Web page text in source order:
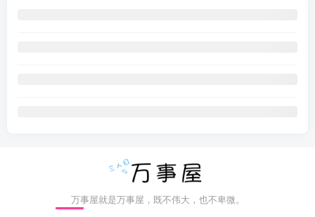
万事屋就是万事屋，既不伟大，也不卑微。